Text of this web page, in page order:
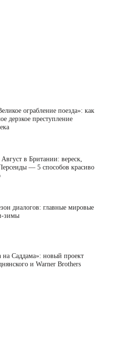
ограбление поезда»: как
дерзкое преступление
Август в Британии: вереск,
— 5 способов красиво
диалогов: главные мировые
зимы
на Саддама»: новый проект
и Warner Brothers